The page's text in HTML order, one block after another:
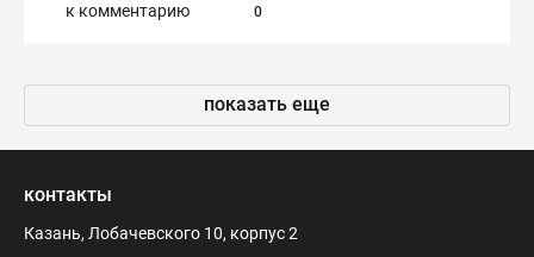
к комментарию 0
показать еще
контакты
Казань, Лобачевского 10, корпус 2